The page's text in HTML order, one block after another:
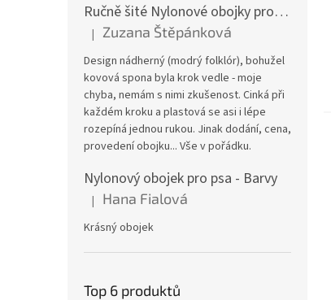
Ručně šité Nylonové obojky pro psa
Hodnocení produktu je 4 z 5 hvězdiček.
| Zuzana Štěpánková
Design nádherný (modrý folklór), bohužel
kovová spona byla krok vedle - moje
chyba, nemám s nimi zkušenost. Cinká při
každém kroku a plastová se asi i lépe
rozepíná jednou rukou. Jinak dodání, cena,
provedení obojku... Vše v pořádku.
Nylonový obojek pro psa - Barvy
Hodnocení produktu je 5 z 5 hvězdiček.
| Hana Fialová
Krásný obojek
Top 6 produktů